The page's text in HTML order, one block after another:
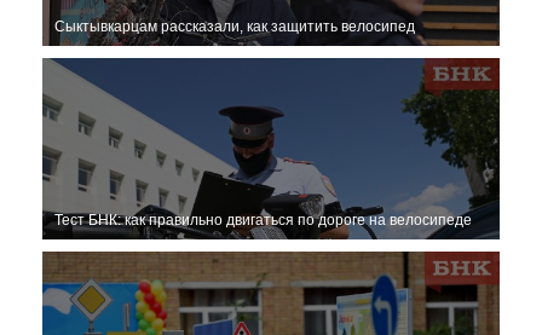
Сыктывкарцам рассказали, как защитить велосипед
Тест БНК: как правильно двигаться по дороге на велосипеде